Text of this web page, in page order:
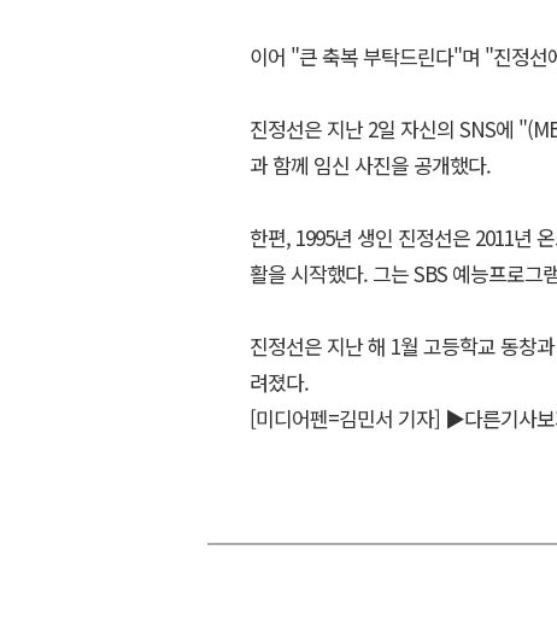
이어 "큰 축복 부탁드린다"며 "진정
진정선은 지난 2일 자신의 SNS에
과 함께 임신 사진을 공개했다.
한편, 1995년 생인 진정선은 2011년
활을 시작했다. 그는 SBS 예능프로
진정선은 지난 해 1월 고등학교 동창
려졌다.
[미디어펜=김민서 기자] ▶다른기사